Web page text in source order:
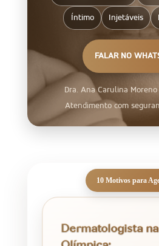
Íntimo Injetáveis
FALAR NO
Dra. Ana Carulina
Atendimento com
Dermatologista